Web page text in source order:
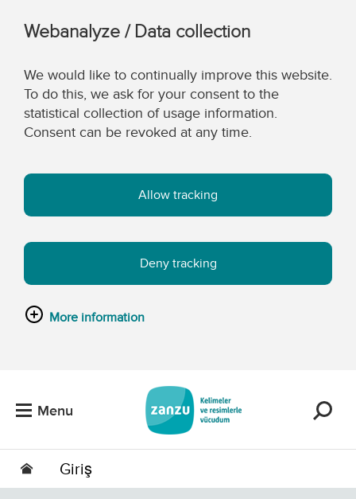
Webanalyze / Data collection
We would like to continually improve this website.
To do this, we ask for your consent to the
statistical collection of usage information.
Consent can be revoked at any time.
Allow tracking
Deny tracking
More information
Menu
Giriş